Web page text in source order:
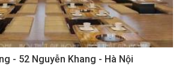
- 52 Nguyễn Khang - Hà Nội